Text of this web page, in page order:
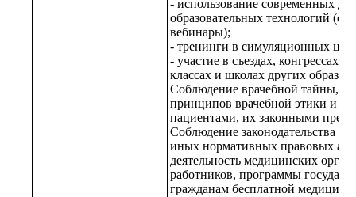
- использование современных
образовательных технологий
вебинары);
- тренинги в симуляционных
- участие в съездах, конгрессах,
классах и школах других
Соблюдение врачебной тайны,
принципов врачебной этики и
пациентами, их законными
Соблюдение законодательства в
иных нормативных правовых
деятельность медицинских
работников, программы
гражданам бесплатной